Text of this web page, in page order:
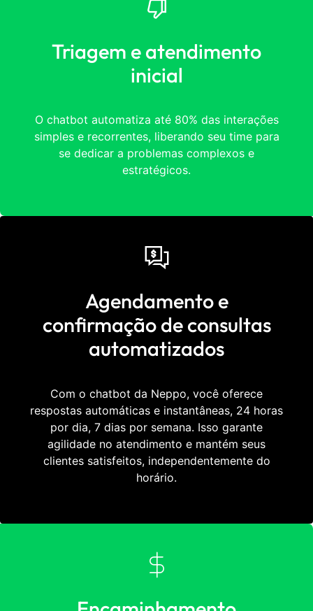
Triagem e atendimento
inicial
O chatbot automatiza até 80% das interações
simples e recorrentes, liberando seu time para
se dedicar a problemas complexos e
estratégicos.
Agendamento e
confirmação de consultas
automatizados
Com o chatbot da Neppo, você oferece
respostas automáticas e instantâneas, 24 horas
por dia, 7 dias por semana. Isso garante
agilidade no atendimento e mantém seus
clientes satisfeitos, independentemente do
horário.